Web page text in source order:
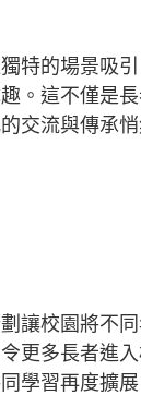
特的場景吸
。這不僅是
交流與傳承
讓校園將不
更多長者進
學習再度擴